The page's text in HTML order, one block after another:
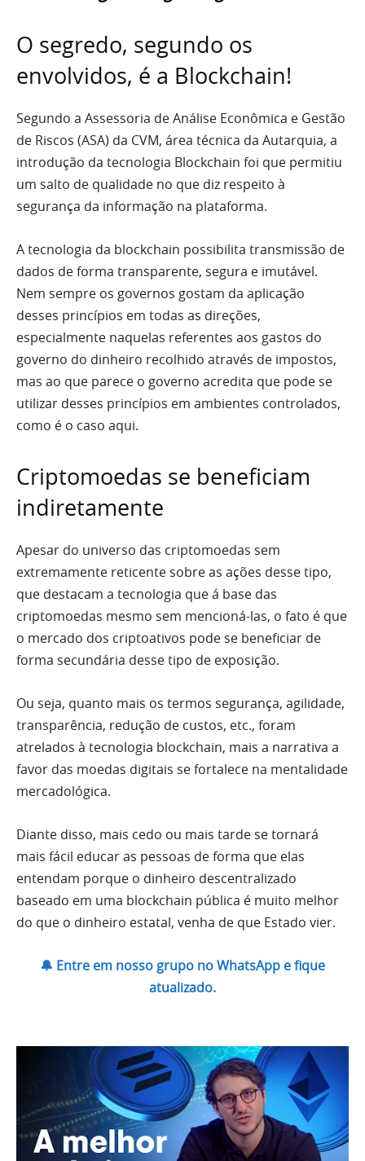
O segredo, segundo os
envolvidos, é a Blockchain!
Segundo a Assessoria de Análise Econômica e Gestão
de Riscos (ASA) da CVM, área técnica da Autarquia, a
introdução da tecnologia Blockchain foi que permitiu
um salto de qualidade no que diz respeito à
segurança da informação na plataforma.
A tecnologia da blockchain possibilita transmissão de
dados de forma transparente, segura e imutável.
Nem sempre os governos gostam da aplicação
desses princípios em todas as direções,
especialmente naquelas referentes aos gastos do
governo do dinheiro recolhido através de impostos,
mas ao que parece o governo acredita que pode se
utilizar desses princípios em ambientes controlados,
como é o caso aqui.
Criptomoedas se beneficiam
indiretamente
Apesar do universo das criptomoedas sem
extremamente reticente sobre as ações desse tipo,
que destacam a tecnologia que á base das
criptomoedas mesmo sem mencioná-las, o fato é que
o mercado dos criptoativos pode se beneficiar de
forma secundária desse tipo de exposição.
Ou seja, quanto mais os termos segurança, agilidade,
transparência, redução de custos, etc., foram
atrelados à tecnologia blockchain, mais a narrativa a
favor das moedas digitais se fortalece na mentalidade
mercadológica.
Diante disso, mais cedo ou mais tarde se tornará
mais fácil educar as pessoas de forma que elas
entendam porque o dinheiro descentralizado
baseado em uma blockchain pública é muito melhor
do que o dinheiro estatal, venha de que Estado vier.
🔔 Entre em nosso grupo no WhatsApp e fique
atualizado.